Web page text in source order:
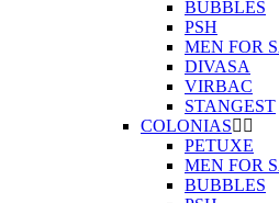
BUBBLES
PSH
MEN FOR
DIVASA
VIRBAC
STANGEST
COLONIAS
PETUXE
MEN FOR
BUBBLES